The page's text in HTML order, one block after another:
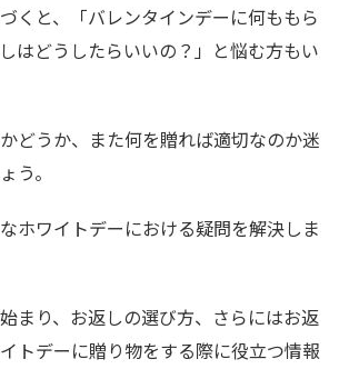
くと、「バレンタインデーに何ももら
はどうしたらいいの？」と悩む方もい
どうか、また何を贈れば適切なのか迷
う。
ホワイトデーにおける疑問を解決しま
まり、お返しの選び方、さらにはお返
トデーに贈り物をする際に役立つ情報